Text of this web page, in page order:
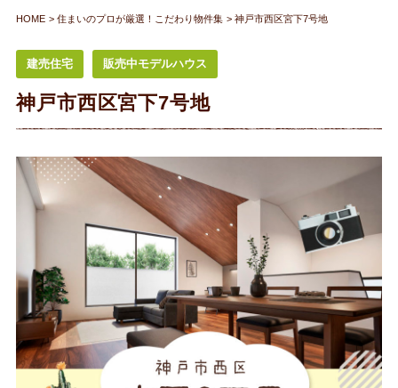
HOME 住まいのプロが厳選！こだわり物件集 神戸市西区宮下7号地
建売住宅 販売中モデルハウス
神戸市西区宮下7号地